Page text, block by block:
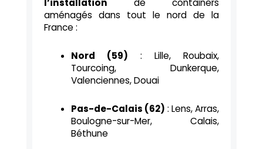
l’installation de containers
aménagés dans tout le nord de la
France :
Nord (59) : Lille, Roubaix,
Tourcoing, Dunkerque,
Valenciennes, Douai
Pas-de-Calais (62) : Lens, Arras,
Boulogne-sur-Mer, Calais,
Béthune